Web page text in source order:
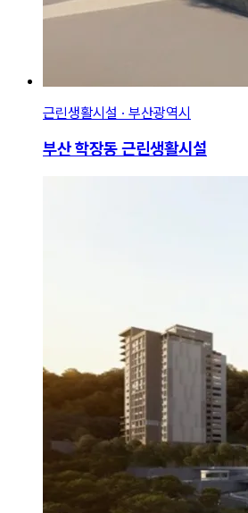
근린생활시설 · 부산광역시
부산 학장동 근린생활시설